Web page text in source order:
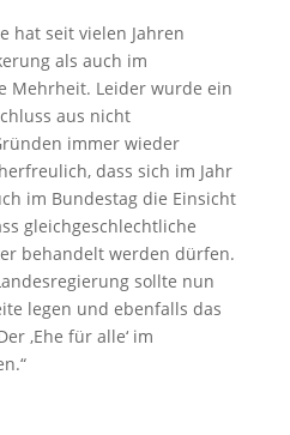
hat seit vielen Jahren
als auch im
Mehrheit. Leider wurde ein
aus nicht
immer wieder
dass sich im Jahr
im Bundestag die Einsicht
gleichgeschlechtliche
behandelt werden dürfen.
sollte nun
legen und ebenfalls das
‚Ehe für alle‘ im